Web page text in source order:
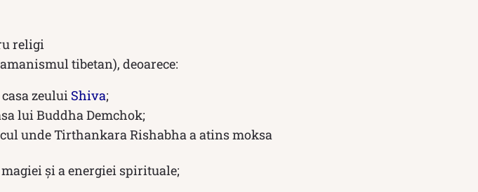
religi
tibetan), deoarece:
zeului Shiva;
lui Buddha Demchok;
unde Tirthankara Rishabha a atins moksa
și a energiei spirituale;